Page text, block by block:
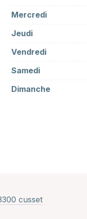
Mercredi
Jeudi
Vendredi
Samedi
Dimanche
cussetNew Window